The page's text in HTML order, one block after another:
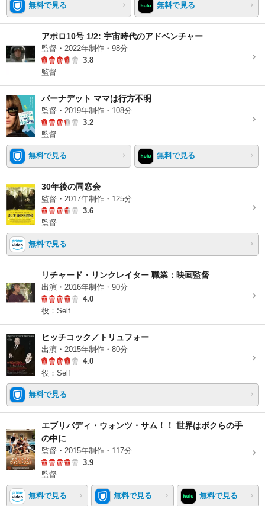
無料で見る 無料で見る
アポロ10号 1/2: 宇宙時代のアドベンチャー
監督・2022年制作・98分
3.8
監督
バーナデット ママは行方不明
監督・2019年制作・108分
3.2
監督
無料で見る 無料で見る
30年後の同窓会
監督・2017年制作・125分
3.6
監督
無料で見る
リチャード・リンクレイター 職業：映画監督
出演・2016年制作・90分
4.0
役：Self
ヒッチコック／トリュフォー
出演・2015年制作・80分
4.0
役：Self
無料で見る
エブリバディ・ウォンツ・サム！！ 世界はボクらの手
の中に
監督・2015年制作・117分
3.9
監督
無料で見る 無料で見る 無料で見る